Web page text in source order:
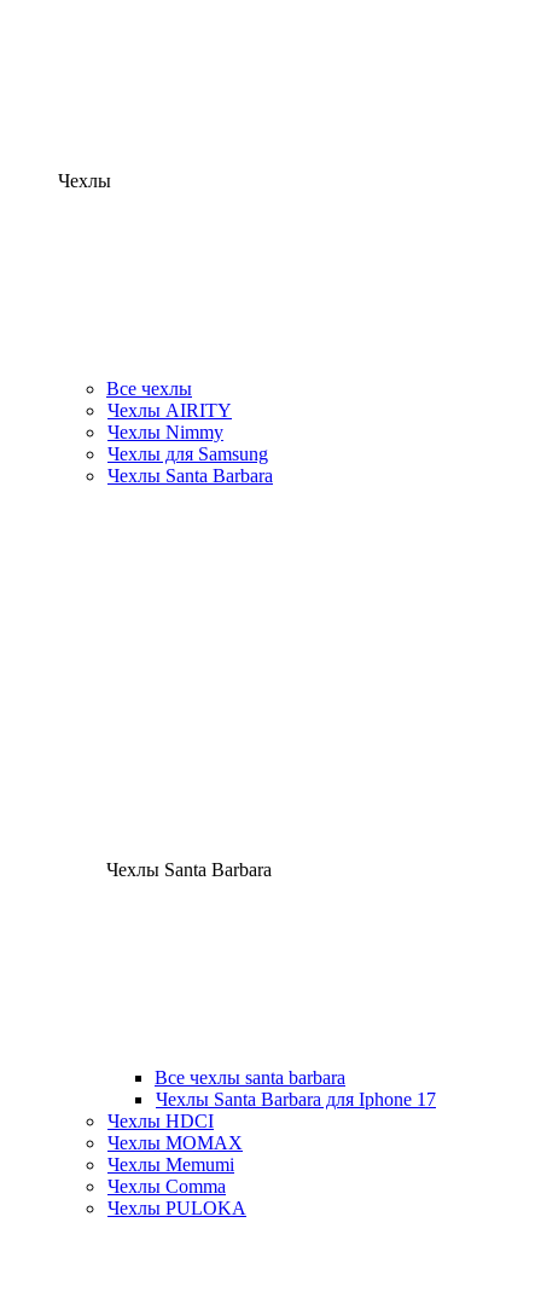
Чехлы
Все чехлы
Чехлы AIRITY
Чехлы Nimmy
Чехлы для Samsung
Чехлы Santa Barbara
Чехлы Santa Barbara
Все чехлы santa barbara
Чехлы Santa Barbara для Iphone 17
Чехлы HDCI
Чехлы MOMAX
Чехлы Memumi
Чехлы Comma
Чехлы PULOKA